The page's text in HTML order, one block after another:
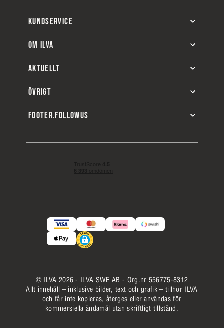
KUNDSERVICE
OM ILVA
AKTUELLT
ÖVRIGT
FOOTER.FOLLOWUS
© ILVA 2026 - ILVA SWE AB - Org.nr 556775-8312
Allt innehåll – inklusive bilder, text och grafik – tillhör ILVA
och får inte kopieras, återges eller användas för
kommersiella ändamål utan skriftligt tillstånd.